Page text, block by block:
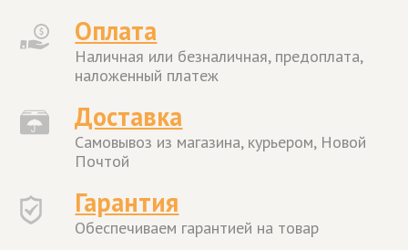
Оплата
Наличная или безналичная, предоплата,
наложенный платеж
Доставка
Самовывоз из магазина, курьером, Новой
Почтой
Гарантия
Обеспечиваем гарантией на товар